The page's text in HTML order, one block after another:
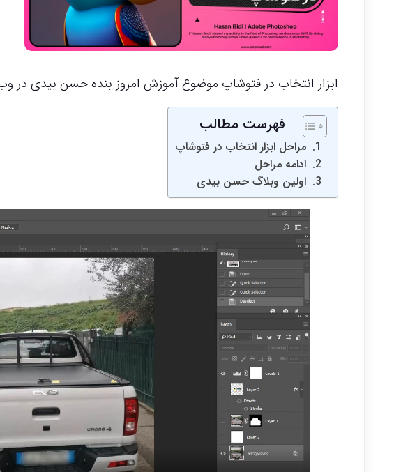
ابزار انتخاب در فتوشاپ موضوع آموزش امروز بنده حسن بیدی در
فهرست مطالب
مراحل ابزار انتخاب در فتوشاپ
ادامه مراحل
اولین وبلاگ حسن بیدی